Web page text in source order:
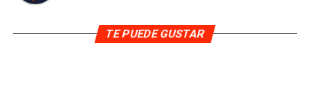
TE PUEDE GUSTAR